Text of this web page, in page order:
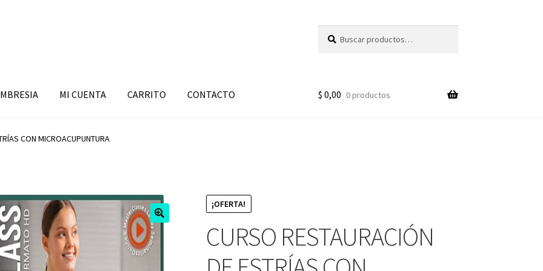
por:
MI CUENTA CARRITO CONTACTO $ 0,00 0 productos
CON MICROACUPUNTURA
¡OFERTA!
CURSO RESTAURACIÓN